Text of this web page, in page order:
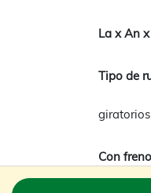
giratorios